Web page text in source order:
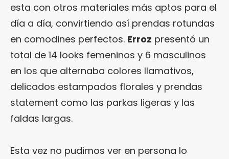
esta con otros materiales más aptos para el
día a día, convirtiendo así prendas rotundas
en comodines perfectos. Erroz presentó un
total de 14 looks femeninos y 6 masculinos
en los que alternaba colores llamativos,
delicados estampados florales y prendas
statement como las parkas ligeras y las
faldas largas.
Esta vez no pudimos ver en persona lo